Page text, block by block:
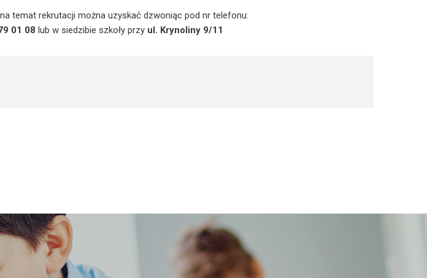
temat rekrutacji można uzyskać dzwoniąc pod nr telefonu:
01 08 lub w siedzibie szkoły przy ul. Krynoliny 9/11